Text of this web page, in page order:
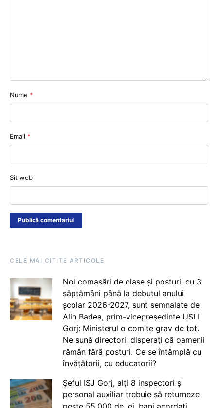
Nume *
Email *
Sit web
CELE MAI CITITE ARTICOLE
Noi comasări de clase și posturi, cu 3
săptămâni până la debutul anului
școlar 2026-2027, sunt semnalate de
Alin Badea, prim-vicepreședinte USLI
Gorj: Ministerul o comite grav de tot.
Ne sună directorii disperați că oamenii
rămân fără posturi. Ce se întâmplă cu
învățătorii, cu educatorii?
Șeful ISJ Gorj, alți 8 inspectori și
personal auxiliar trebuie să returneze